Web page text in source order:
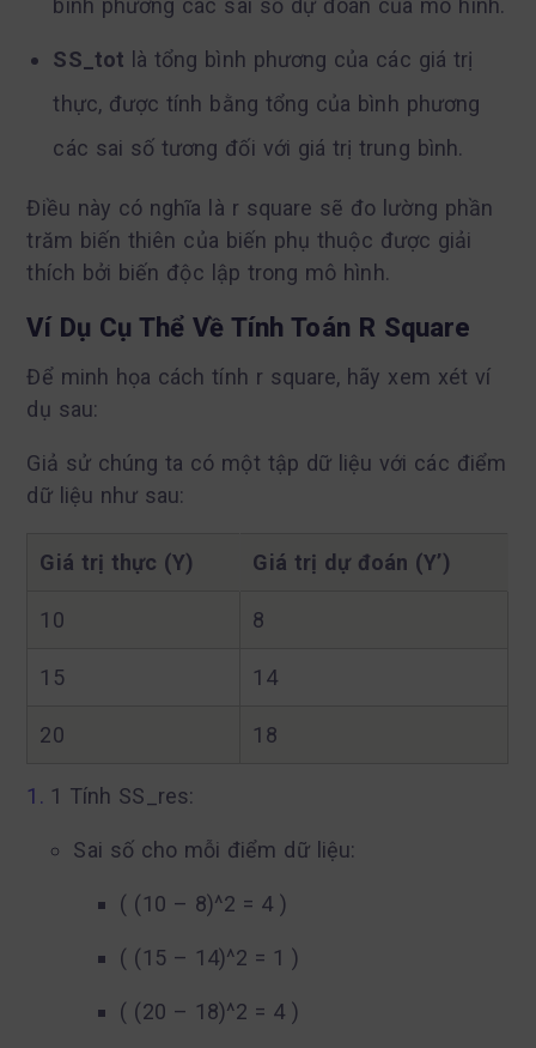
bình phương các sai số dự đoán của mô hình.
SS_tot là tổng bình phương của các giá trị
thực, được tính bằng tổng của bình phương
các sai số tương đối với giá trị trung bình.
Điều này có nghĩa là r square sẽ đo lường phần
trăm biến thiên của biến phụ thuộc được giải
thích bởi biến độc lập trong mô hình.
Ví Dụ Cụ Thể Về Tính Toán R Square
Để minh họa cách tính r square, hãy xem xét ví
dụ sau:
Giả sử chúng ta có một tập dữ liệu với các điểm
dữ liệu như sau:
Giá trị thực (Y) Giá trị dự đoán (Y’)
10 8
15 14
20 18
1 Tính SS_res:
Sai số cho mỗi điểm dữ liệu:
( (10 – 8)^2 = 4 )
( (15 – 14)^2 = 1 )
( (20 – 18)^2 = 4 )